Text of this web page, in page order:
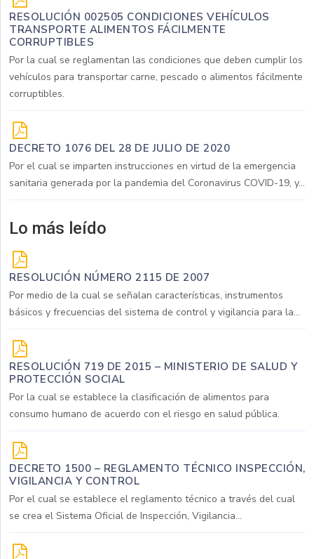
RESOLUCIÓN 002505 CONDICIONES VEHÍCULOS
TRANSPORTE ALIMENTOS FÁCILMENTE
CORRUPTIBLES
Por la cual se reglamentan las condiciones que deben cumplir los
vehículos para transportar carne, pescado o alimentos fácilmente
corruptibles.
DECRETO 1076 DEL 28 DE JULIO DE 2020
Por el cual se imparten instrucciones en virtud de la emergencia
sanitaria generada por la pandemia del Coronavirus COVID-19, y...
Lo más leído
RESOLUCIÓN NÚMERO 2115 DE 2007
Por medio de la cual se señalan características, instrumentos
básicos y frecuencias del sistema de control y vigilancia para la...
RESOLUCIÓN 719 DE 2015 – MINISTERIO DE SALUD Y
PROTECCIÓN SOCIAL
Por la cual se establece la clasificación de alimentos para
consumo humano de acuerdo con el riesgo en salud pública.
DECRETO 1500 – REGLAMENTO TÉCNICO INSPECCIÓN,
VIGILANCIA Y CONTROL
Por el cual se establece el reglamento técnico a través del cual
se crea el Sistema Oficial de Inspección, Vigilancia...